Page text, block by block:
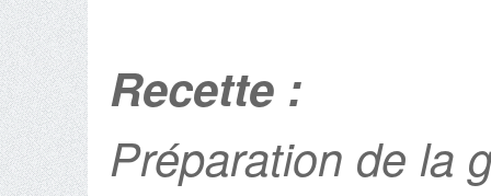
Recette :
Préparation de la